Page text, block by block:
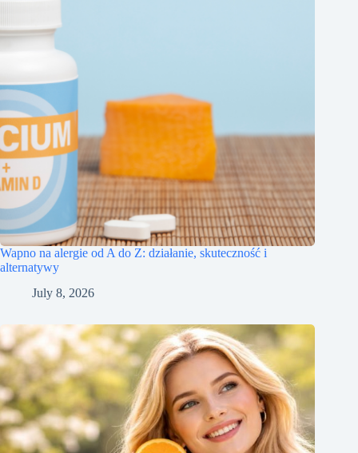
Wapno na alergie od A do Z: działanie, skuteczność i
alternatywy
July 8, 2026